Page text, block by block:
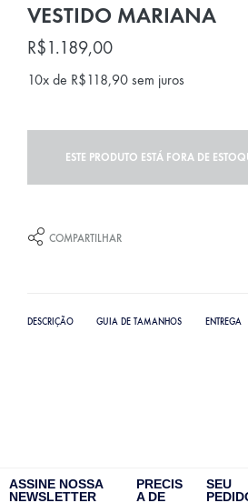
VESTIDO MARIANA
R$1.189,00
10x de R$118,90 sem juros
ESTE PRODUTO ESTÁ FORA DE
COMPARTILHAR
DESCRIÇÃO GUIA DE TAMANHOS ENTREGA
ASSINE NOSSA
NEWSLETTER
PRECIS
A DE
SEU